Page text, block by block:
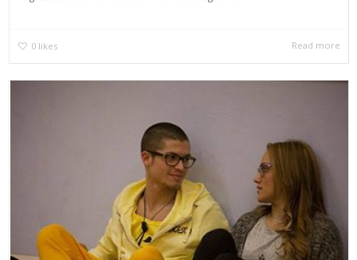
0 likes Read more